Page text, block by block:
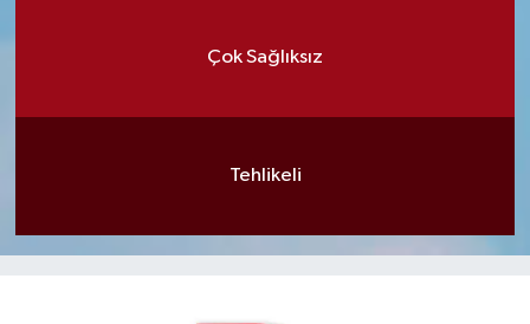
Çok Sağlıksız
Tehlikeli